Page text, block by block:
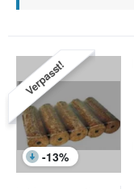
Verpasst!
-13%